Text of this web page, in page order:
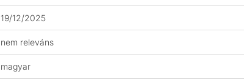
19/12/2025
nem releváns
magyar